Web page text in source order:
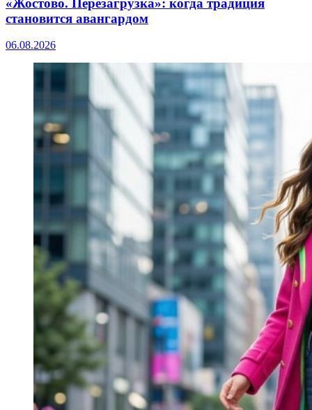
становится авангардом
06.08.2026